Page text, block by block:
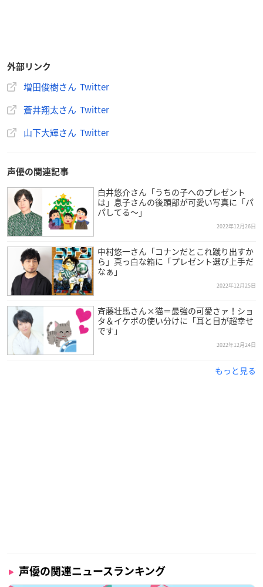
外部リンク
増田俊樹さん Twitter
蒼井翔太さん Twitter
山下大輝さん Twitter
声優の関連記事
白井悠介さん「うちの子へのプレゼント
は」息子さんの後頭部が可愛い写真に「パ
パしてる～」
2022年12月26日
中村悠一さん「コナンだとこれ蹴り出すか
ら」真っ白な箱に「プレゼント選び上手だ
なぁ」
2022年12月25日
斉藤壮馬さん×猫＝最強の可愛さァ！ショ
タ＆イケボの使い分けに「耳と目が超幸せ
です」
2022年12月24日
もっと見る
声優の関連ニュースランキング